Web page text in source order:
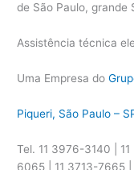
de São Paulo, grande
Assistência técnica
Uma Empresa do
Piqueri, São Paulo –
Tel. 11 3976-3140 |
6065 | 11 3713-7665 |